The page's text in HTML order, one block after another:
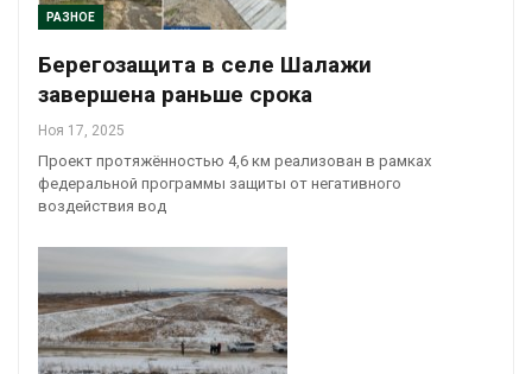
РАЗНОЕ
Берегозащита в селе Шалажи
завершена раньше срока
Ноя 17, 2025
Проект протяжённостью 4,6 км реализован в рамках
федеральной программы защиты от негативного
воздействия вод